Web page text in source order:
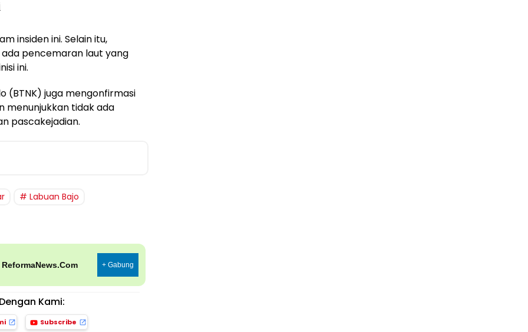
insiden ini. Selain itu,
pencemaran laut yang
ini.
(BTNK) juga mengonfirmasi
menunjukkan tidak ada
pascakejadian.
Labuan Bajo
ReformaNews.Com + Gabung
Kami:
Subscribe